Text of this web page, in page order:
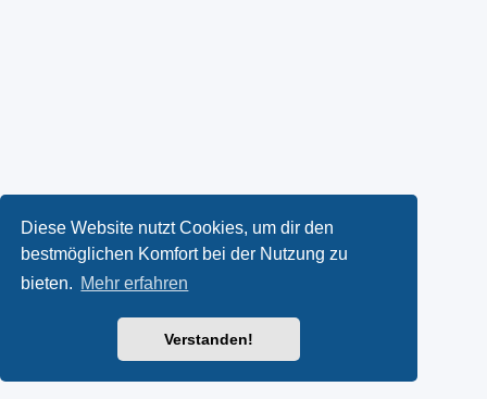
Diese Website nutzt Cookies, um dir den
bestmöglichen Komfort bei der Nutzung zu
bieten. Mehr erfahren
Verstanden!